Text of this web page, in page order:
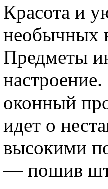
Красота и
необычных
Предметы
оконный
идет о
высокими
— пошив